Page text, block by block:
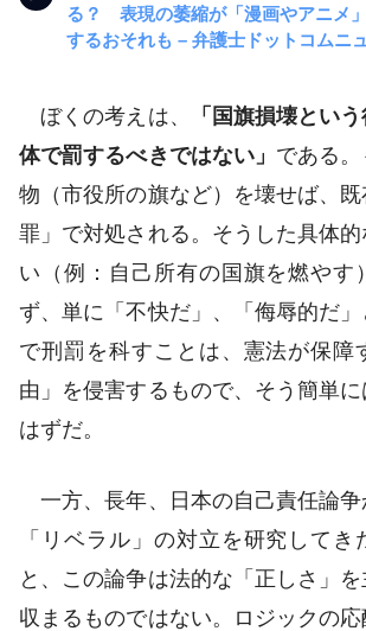
る？ 表現の萎縮が「漫画やアニメ
するおそれも – 弁護士ドットコムニ
ぼくの考えは、
「国旗損壊とい
体で罰するべきではない」 である
物（市役所の旗など）を壊せば、
罪」で対処される。そうした具体
い（例：自己所有の国旗を燃やす
ず、単に「不快だ」、「侮辱的だ
で刑罰を科すことは、憲法が保障
由」を侵害するもので、そう簡単
はずだ。
一方、長年、日本の自己責任論争
「リベラル」の対立を研究してき
と、この論争は法的な「正しさ」
収まるものではない。ロジックの